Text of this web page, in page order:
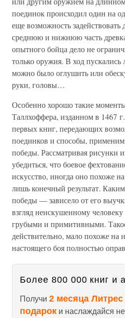
поединок происходил один на
еще возможность
среднюю и нижнюю часть
опытного бойца дело не
только оружия. В ход пускались
можно было оглушить или
руки, головы…
Особенно хорошо такие
Таллхоффера, изданном в 1467
первых книг, передающих
поединков и способы,
победы. Рассматривая рисунки
убедиться, что боевое
искусство, иногда оно похоже
лишь конечный результат.
победы — зависело от его
взгляд неискушенному
грубыми и примитивными.
действительно, мало похоже на
настоящего боя полностью
Более 800 000 книг и
Получи 2 месяца
подарок и наслаждайся